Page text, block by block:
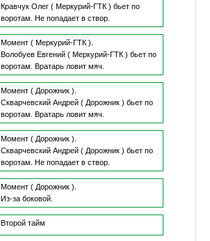
Кравчук Олег( Меркурий-ГТК ) бьет по
воротам.
Не попадает в створ.
Момент ( Меркурий-ГТК ).
Волобуев Евгений( Меркурий-ГТК ) бьет по
воротам.
Вратарь ловит мяч.
Момент ( Дорожник ).
Скварчевский Андрей( Дорожник ) бьет по
воротам.
Вратарь ловит мяч.
Момент ( Дорожник ).
Скварчевский Андрей( Дорожник ) бьет по
воротам.
Не попадает в створ.
Момент ( Дорожник ).
Из-за боковой.
Второй тайм